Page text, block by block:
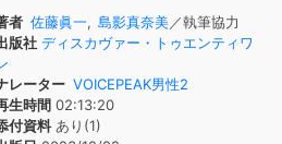
者 佐藤眞一, 島影真奈美／執筆協力
版社 ディスカヴァー・トゥエンティワ
レーター VOICEPEAK男性2
生時間 02:13:20
付資料あり(1)